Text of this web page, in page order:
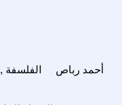
الفلسفة أحمد رباص